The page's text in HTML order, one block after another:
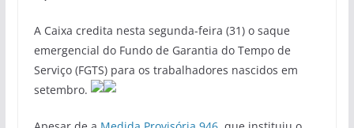
A Caixa credita nesta segunda-feira (31) o saque
emergencial do Fundo de Garantia do Tempo de
Serviço (FGTS) para os trabalhadores nascidos em
setembro.